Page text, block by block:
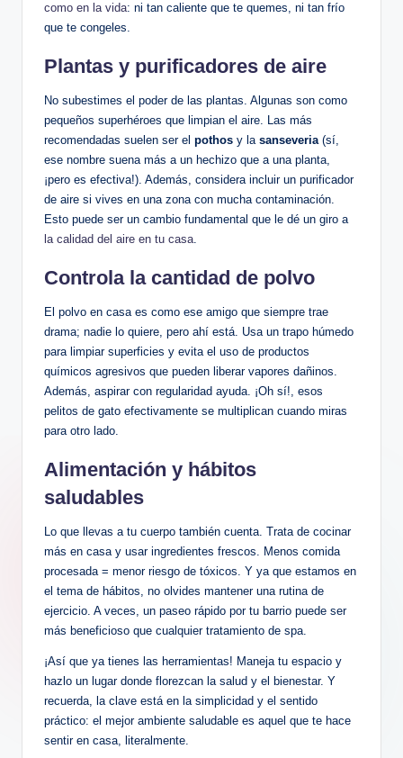
como en la⁣ vida:⁤ ni tan caliente que te quemes,⁤ ni tan ‌frío
que te congeles.
Plantas y purificadores de aire
No subestimes el poder⁢ de‌ las plantas. Algunas son ‌como
pequeños superhéroes ‌que limpian el aire. Las más
recomendadas⁣ suelen ser el⁢ pothos y la‌ sanseveria​(sí,
ese nombre suena más a un ⁤hechizo ‌que a ⁢una planta,
¡pero ‌es efectiva!). Además,⁣ considera ⁤incluir un purificador
de aire si vives en una zona⁢ con mucha contaminación.
⁢Esto puede ser un cambio fundamental que le dé un giro a
la calidad del aire en tu casa.
Controla la cantidad de ‌polvo
El polvo en‌ casa es como ese amigo ⁣que siempre trae
drama; ‌nadie lo quiere, pero ahí está. ‍Usa un trapo húmedo
⁣para limpiar superficies y evita el​ uso de productos
químicos agresivos que​ pueden liberar vapores dañinos.
Además, aspirar con regularidad ‌ayuda. ¡Oh sí!, esos
pelitos de gato efectivamente se ⁢multiplican cuando‌ miras
para otro ⁣lado.
Alimentación y ‍hábitos
saludables
Lo que llevas ⁤a tu cuerpo también cuenta. Trata de cocinar
más en casa y usar ingredientes frescos. Menos comida
procesada = menor riesgo de tóxicos. Y ya que estamos en
el tema de⁣ hábitos, no olvides mantener ​una rutina de
ejercicio. A veces, un paseo ⁤rápido por tu barrio puede ser
⁣más beneficioso que cualquier ‍tratamiento ⁢de ⁤spa.
¡Así ​que⁣ ya tienes⁣ las herramientas! Maneja tu espacio y
hazlo un lugar donde florezcan la salud y el⁣ bienestar. Y
recuerda, la clave está⁣ en la simplicidad y el sentido
práctico: el ​mejor ambiente saludable es aquel que te hace
sentir en⁣ casa, literalmente.